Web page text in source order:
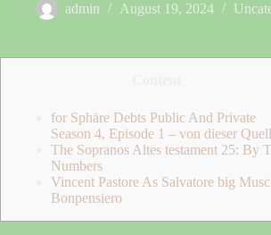
admin August 19, 2024
for Sphäre Debts Public And Private
Season 4, Episode 1 – von dieser
The Sopranos Altes testament 25: By
Numbers
Vincent Pastore As Salvatore big
Bonpensiero